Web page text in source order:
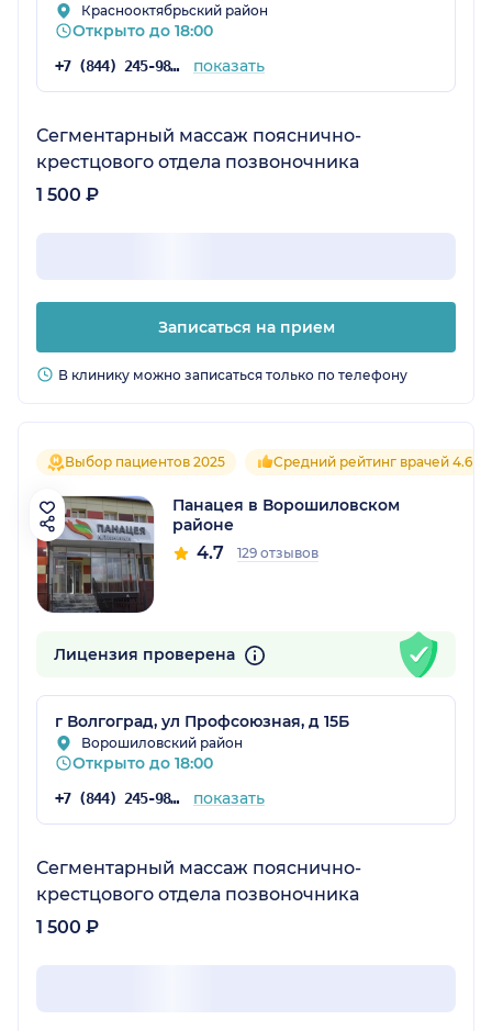
Краснооктябрьский район
Открыто до 18:00
+7 (844) 245-98-04 показать
Сегментарный массаж пояснично-
крестцового отдела позвоночника
1 500 ₽
Записаться на прием
В клинику можно записаться только по телефону
Выбор пациентов 2025 Средний рейтинг врачей 4.6
Панацея в Ворошиловском
районе
4.7 129 отзывов
Лицензия проверена
г Волгоград, ул Профсоюзная, д 15Б
Ворошиловский район
Открыто до 18:00
+7 (844) 245-98-04 показать
Сегментарный массаж пояснично-
крестцового отдела позвоночника
1 500 ₽